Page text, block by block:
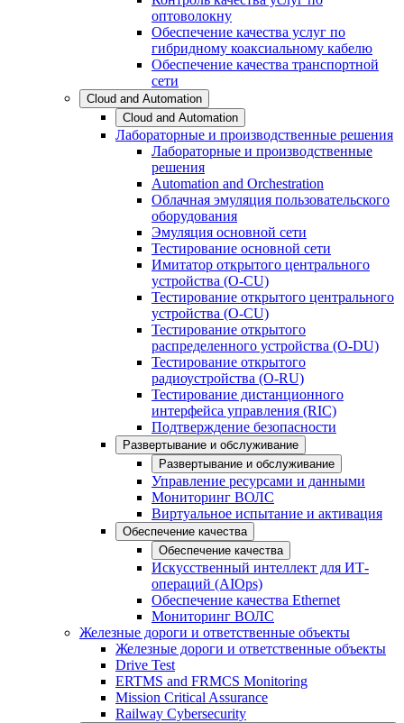
оптоволокну
Обеспечение качества услуг по
гибридному коаксиальному кабелю
Обеспечение качества транспортной
сети
Cloud and Automation
Cloud and Automation
Лабораторные и производственные решения
Лабораторные и производственные
решения
Automation and Orchestration
Облачная эмуляция пользовательского
оборудования
Эмуляция основной сети
Тестирование основной сети
Имитатор открытого центрального
устройства (O-CU)
Тестирование открытого центрального
устройства (O-CU)
Тестирование открытого
распределенного устройства (O-DU)
Тестирование открытого
радиоустройства (O-RU)
Тестирование дистанционного
интерфейса управления (RIC)
Подтверждение безопасности
Развертывание и обслуживание
Развертывание и обслуживание
Управление ресурсами и данными
Мониторинг ВОЛС
Виртуальное испытание и активация
Обеспечение качества
Обеспечение качества
Искусственный интеллект для ИТ-
операций (AIOps)
Обеспечение качества Ethernet
Мониторинг ВОЛС
Железные дороги и ответственные объекты
Железные дороги и ответственные объекты
Drive Test
ERTMS and FRMCS Monitoring
Mission Critical Assurance
Railway Cybersecurity